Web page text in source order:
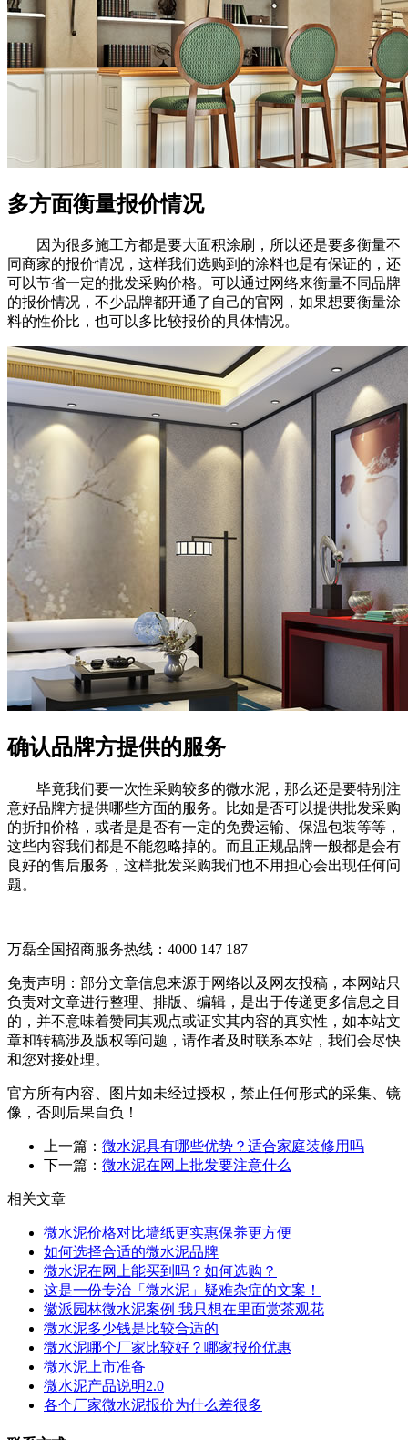
多方面衡量报价情况
因为很多施工方都是要大面积涂刷，所以还是要多衡量不
同商家的报价情况，这样我们选购到的涂料也是有保证的，还
可以节省一定的批发采购价格。可以通过网络来衡量不同品牌
的报价情况，不少品牌都开通了自己的官网，如果想要衡量涂
料的性价比，也可以多比较报价的具体情况。
确认品牌方提供的服务
毕竟我们要一次性采购较多的微水泥，那么还是要特别注
意好品牌方提供哪些方面的服务。比如是否可以提供批发采购
的折扣价格，或者是是否有一定的免费运输、保温包装等等，
这些内容我们都是不能忽略掉的。而且正规品牌一般都是会有
良好的售后服务，这样批发采购我们也不用担心会出现任何问
题。
万磊全国招商服务热线： 4000 147 187
免责声明：部分文章信息来源于网络以及网友投稿，本网站只
负责对文章进行整理、排版、编辑，是出于传递更多信息之目
的，并不意味着赞同其观点或证实其内容的真实性，如本站文
章和转稿涉及版权等问题，请作者及时联系本站，我们会尽快
和您对接处理。
官方所有内容、图片如未经过授权，禁止任何形式的采集、镜
像，否则后果自负！
上一篇： 微水泥具有哪些优势？适合家庭装修用吗
下一篇： 微水泥在网上批发要注意什么
相关文章
微水泥价格对比墙纸更实惠保养更方便
如何选择合适的微水泥品牌
微水泥在网上能买到吗？如何选购？
这是一份专治「微水泥」疑难杂症的文案！
徽派园林微水泥案例 我只想在里面赏茶观花
微水泥多少钱是比较合适的
微水泥哪个厂家比较好？哪家报价优惠
微水泥上市准备
微水泥产品说明2.0
各个厂家微水泥报价为什么差很多